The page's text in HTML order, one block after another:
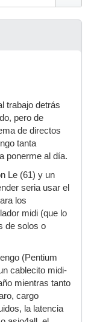
trabajo detrás
pero de
de directos
tanta
ponerme al día.
Le (61) y un
seria usar el
los
midi (que lo
de solos o
(Pentium
cablecito midi-
mientras tanto
cargo
la latencia